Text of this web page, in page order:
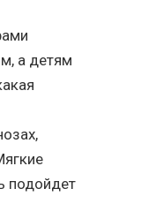
а детям
подойдет